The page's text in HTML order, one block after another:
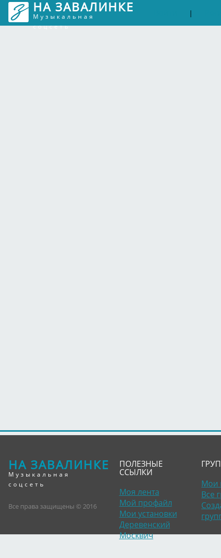
НА ЗАВАЛИНКЕ
Музыкальная
соцсеть
|
НА ЗАВАЛИНКЕ
Музыкальная
соцсеть
Все права защищены © 2016
ПОЛЕЗНЫЕ
ССЫЛКИ
Моя лента
Мой профайл
Мои установки
Деревенский
Москвич
Мои
Все